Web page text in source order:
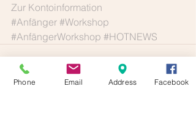
Zur Kontoinformation
#Anfänger #Workshop
#AnfängerWorkshop #HOTNEWS
Phone Email Address Facebook